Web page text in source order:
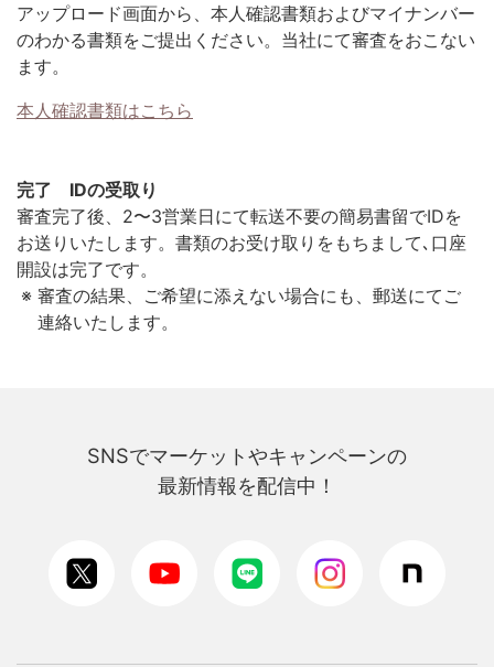
アップロード画面から、本人確認書類およびマイナンバー
のわかる書類をご提出ください。当社にて審査をおこない
ます。
本人確認書類はこちら
完了 IDの受取り
審査完了後、2〜3営業日にて転送不要の簡易書留でIDを
お送りいたします。書類のお受け取りをもちまして､口座
開設は完了です。
審査の結果、ご希望に添えない場合にも、郵送にてご
連絡いたします。
SNSでマーケットやキャンペーンの
最新情報を配信中！